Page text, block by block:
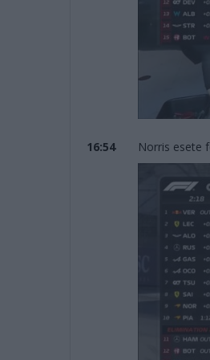
16:54 Norris esete